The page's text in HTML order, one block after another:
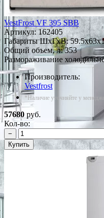
VestFrost VF 395 SBВ
Артикул:162405
Габариты ШxГxВ:
Общий объем, л: 353
Размораживание
Производитель:
Vestfrost
*Наличие уточняйте у
57680 руб.
Кол-во:
−
Купить